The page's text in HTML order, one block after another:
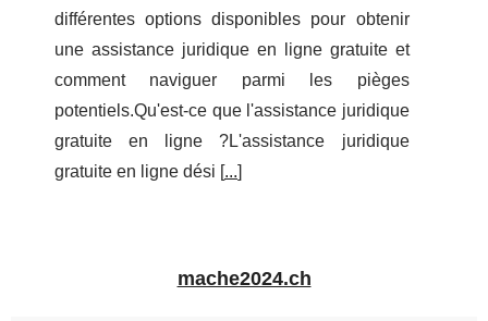
différentes options disponibles pour obtenir
une assistance juridique en ligne gratuite et
comment naviguer parmi les pièges
potentiels.Qu'est-ce que l'assistance juridique
gratuite en ligne ?L'assistance juridique
gratuite en ligne dési [...]
mache2024.ch